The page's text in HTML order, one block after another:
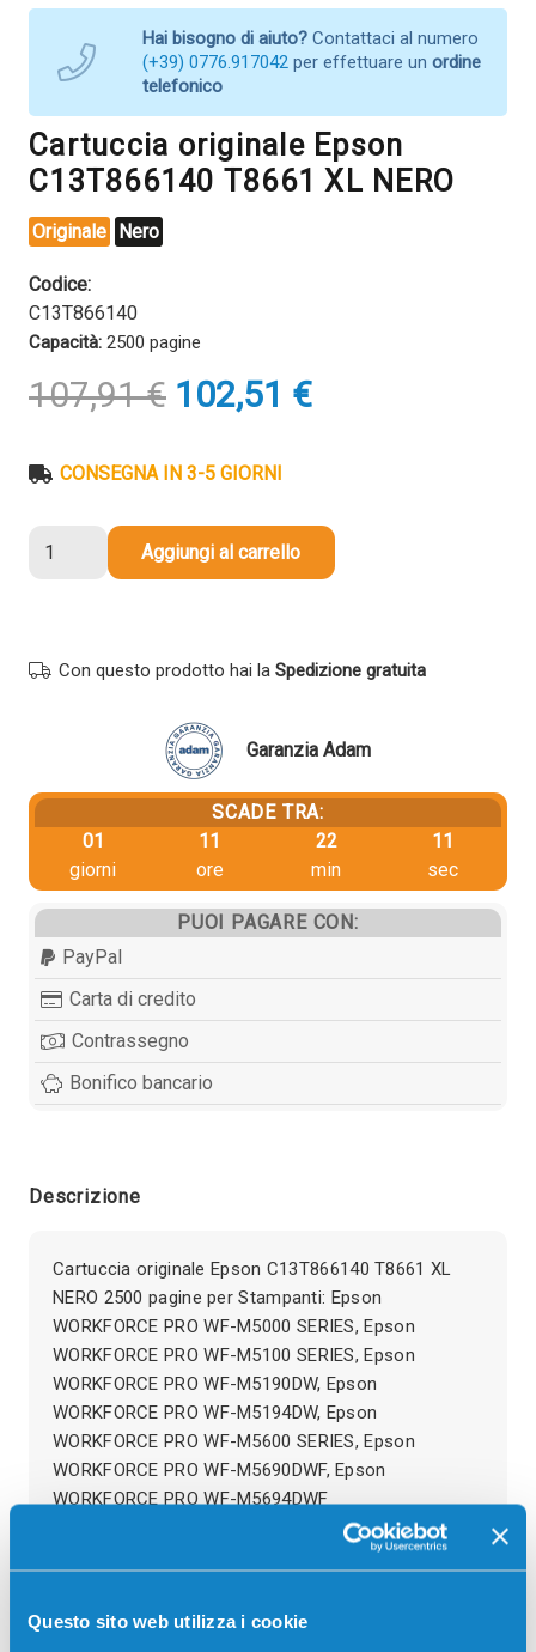
Questo sito web utilizza i cookie
Hai bisogno di aiuto? Contattaci al numero
(+39) 0776.917042 per effettuare un ordine
telefonico
Cartuccia originale Epson
C13T866140 T8661 XL NERO
Originale Nero
Codice:
C13T866140
Capacità: 2500 pagine
107,91€ Il
prezzo
era:
102,51 €Il
prezzo
CONSEGNA IN 3-5 GIORNI
XL
Aggiungi al carrello
Con questo prodotto hai la Spedizione gratuita
Garanzia Adam
SCADE TRA:
01
giorni
11
ore
22
min
11
sec
PUOI PAGARE CON:
PayPal
Carta di credito
Contrassegno
Bonifico bancario
Descrizione
Cartuccia originale Epson C13T866140 T8661 XL
NERO 2500 pagine per Stampanti: Epson
WORKFORCE PRO WF-M5000 SERIES, Epson
WORKFORCE PRO WF-M5100 SERIES, Epson
WORKFORCE PRO WF-M5190DW, Epson
WORKFORCE PRO WF-M5194DW, Epson
WORKFORCE PRO WF-M5600 SERIES, Epson
WORKFORCE PRO WF-M5690DWF, Epson
WORKFORCE PRO WF-M5694DWF
Recensioni